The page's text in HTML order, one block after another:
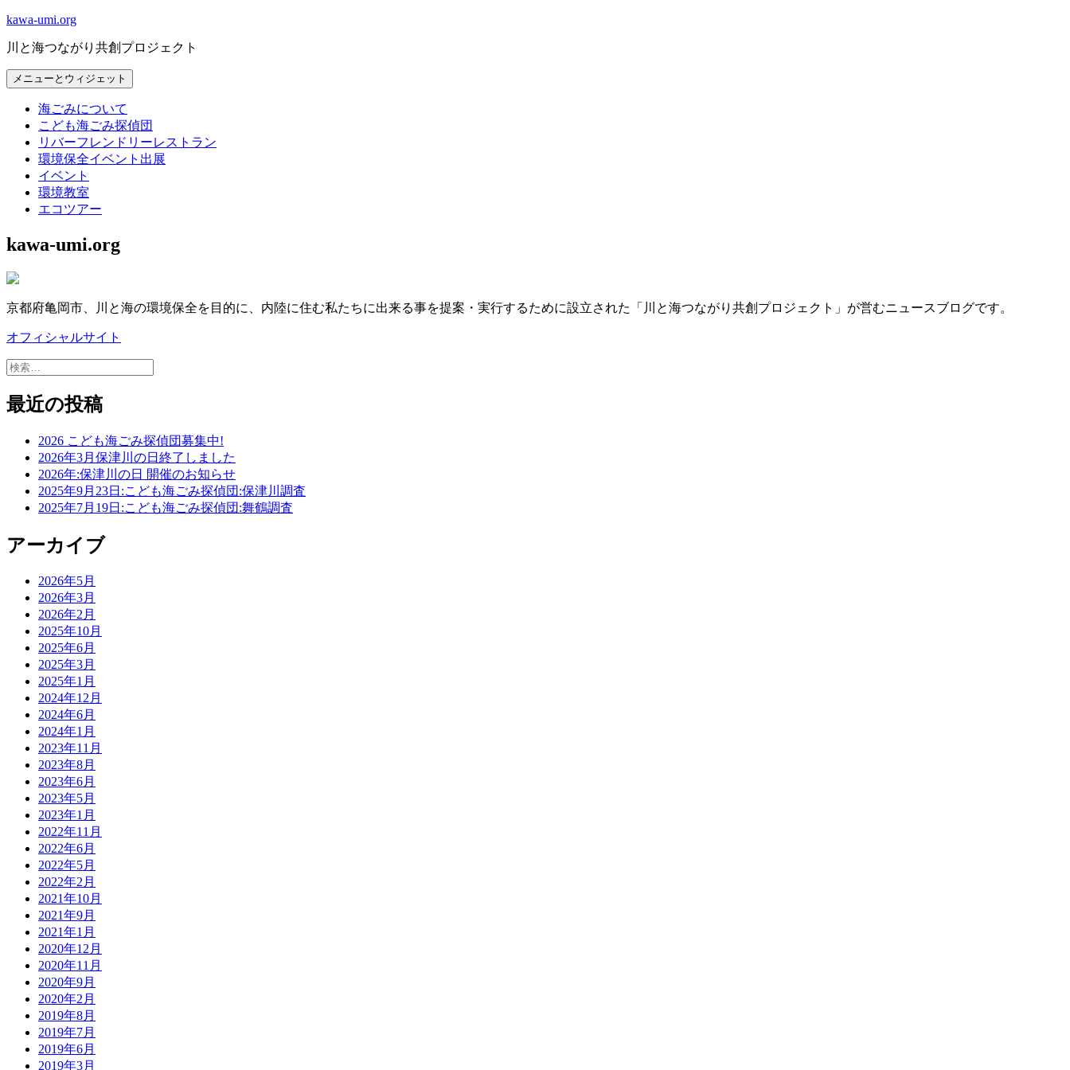
コ
テ
ン
ツ
kawa-umi.org
川と海つながり共創プロジェクト
メニューとウィジェット
海ごみについて
こども海ごみ探偵団
リバーフレンドリーレストラン
環境保全イベント出展
イベント
環境教室
エコツアー
kawa-umi.org
京都府亀岡市、川と海の環境保全を目的に、内陸に住む私たちに出来る事を提案・実行するために設立された「川と海つながり共創プロジェクト」が営むニュースブログです。
オフィシャルサイト
検
最近の投稿
2026 こども海ごみ探偵団募集中!
2026年3月保津川の日終了しました
2026年:保津川の日 開催のお知らせ
2025年9月23日:こども海ごみ探偵団:保津川調査
2025年7月19日:こども海ごみ探偵団:舞鶴調査
アーカイブ
2026年5月
2026年3月
2026年2月
2025年10月
2025年6月
2025年3月
2025年1月
2024年12月
2024年6月
2024年1月
2023年11月
2023年8月
2023年6月
2023年5月
2023年1月
2022年11月
2022年6月
2022年5月
2022年2月
2021年10月
2021年9月
2021年1月
2020年12月
2020年11月
2020年9月
2020年2月
2019年8月
2019年7月
2019年6月
2019年3月